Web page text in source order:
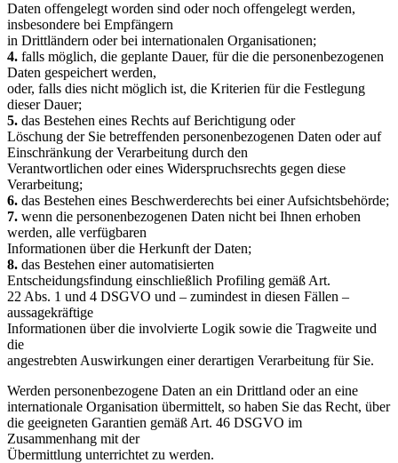
Daten offengelegt worden sind oder noch offengelegt werden,
insbesondere bei Empfängern
in Drittländern oder bei internationalen Organisationen;
4. falls möglich, die geplante Dauer, für die die personenbezogenen
Daten gespeichert werden,
oder, falls dies nicht möglich ist, die Kriterien für die Festlegung
dieser Dauer;
5. das Bestehen eines Rechts auf Berichtigung oder
Löschung der Sie betreffenden personenbezogenen Daten oder auf
Einschränkung der Verarbeitung durch den
Verantwortlichen oder eines Widerspruchsrechts gegen diese
Verarbeitung;
6. das Bestehen eines Beschwerderechts bei einer Aufsichtsbehörde;
7. wenn die personenbezogenen Daten nicht bei Ihnen erhoben
werden, alle verfügbaren
Informationen über die Herkunft der Daten;
8. das Bestehen einer automatisierten
Entscheidungsfindung einschließlich Profiling gemäß Art.
22 Abs. 1 und 4 DSGVO und – zumindest in diesen Fällen –
aussagekräftige
Informationen über die involvierte Logik sowie die Tragweite und
die
angestrebten Auswirkungen einer derartigen Verarbeitung für Sie.
Werden personenbezogene Daten an ein Drittland oder an eine
internationale Organisation übermittelt, so haben Sie das Recht, über
die geeigneten Garantien gemäß Art. 46 DSGVO im
Zusammenhang mit der
Übermittlung unterrichtet zu werden.